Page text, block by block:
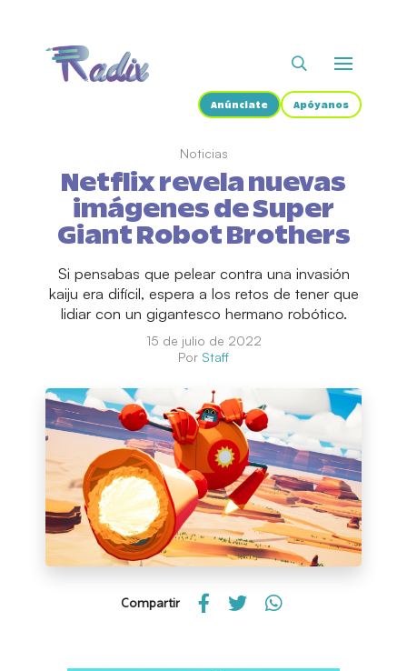
Anúnciate Apóyanos
Noticias
Netflix revela nuevas
imágenes de Super
Giant Robot Brothers
Si pensabas que pelear contra una invasión
kaiju era difícil, espera a los retos de tener que
lidiar con un gigantesco hermano robótico.
15 de julio de 2022
Por Staff
Compartir